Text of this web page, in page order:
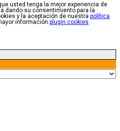
usted tenga la mejor experiencia de
dando su consentimiento para la
y la aceptación de nuestra política
información.plugin cookies